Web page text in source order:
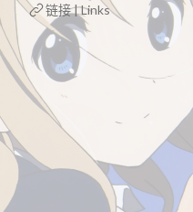
链接 | Links